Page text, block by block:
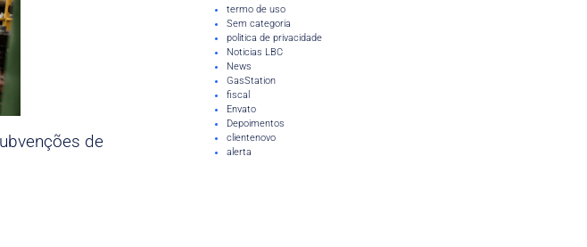
de
termo de uso
Sem categoria
politica de privacidade
Noticias LBC
News
GasStation
fiscal
Envato
Depoimentos
clientenovo
alerta